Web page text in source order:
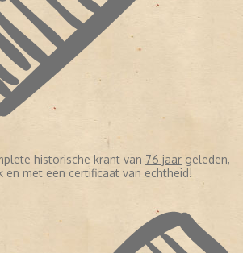
historische krant van 76 jaar geleden,
en met een certificaat van echtheid!